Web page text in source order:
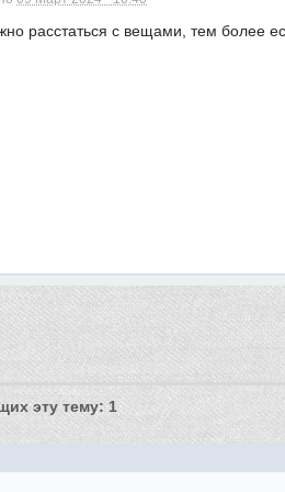
расстаться с вещами, тем более
эту тему: 1